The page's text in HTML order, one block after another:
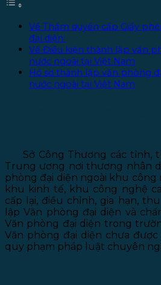
Về Thẩm quyền cấp Giấy
đại diện:
Về Điều kiện thành lập văn
nước ngoài tại Việt Nam
Hồ sơ thành lập văn phòng
nước ngoài tại Việt Nam
Sở Công Thương các tỉnh,
Trung ương nơi thương nhân
phòng đại diện ngoài khu
khu kinh tế, khu công nghệ
cấp lại, điều chỉnh, gia hạn,
lập Văn phòng đại diện và
Văn phòng đại diện trong
Văn phòng đại diện chưa
quy phạm pháp luật chuyên